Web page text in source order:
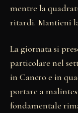
mentre la
ritardi. Mantieni
La giornata si
particolare nel
in Cancro e in
portare a
fondamentale